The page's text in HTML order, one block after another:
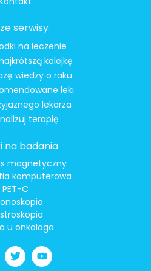
serwisy
na leczenie
kolejkę
wiedzy o raku
leki
lekarza
terapię
na badania
magnetyczny
komputerowa
PET-C
u onkologa